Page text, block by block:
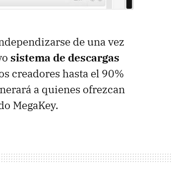
de una vez
sistema de descargas
creadores hasta el 90%
a quienes ofrezcan
MegaKey.